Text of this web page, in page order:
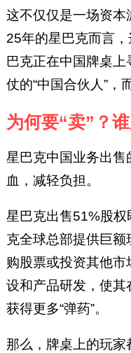
这不仅仅是一场资本
25年的星巴克而言
巴克正在中国牌桌
仗的“中国合伙人”，
为何要“卖”？
星巴克中国业务出
血，减轻负担。
星巴克出售51%股
克全球总部提供巨额
购股票或投资其他
设和产品研发，使其
获得更多“弹药”。
那么，牌桌上的玩家